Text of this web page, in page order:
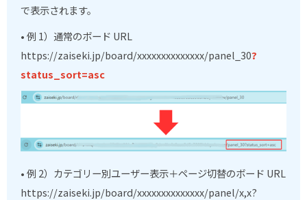
で表示されます。
• 例 1）通常のボード URL
https://zaiseki.jp/board/xxxxxxxxxxxxxx/panel_30?
status_sort=asc
• 例 2）カテゴリー別ユーザー表示＋ページ切替のボード URL
https://zaiseki.jp/board/xxxxxxxxxxxxxx/panel/x,x?